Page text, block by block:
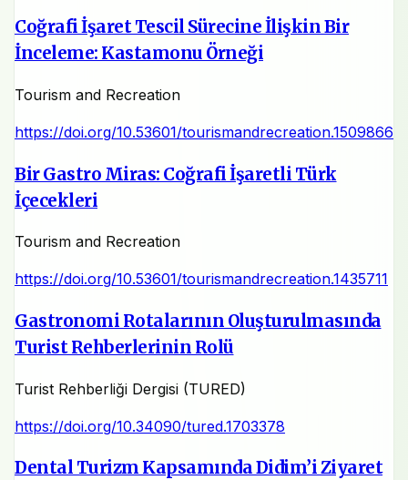
Coğrafi İşaret Tescil Sürecine İlişkin Bir
İnceleme: Kastamonu Örneği
Tourism and Recreation
https://doi.org/10.53601/tourismandrecreation.1509866
Bir Gastro Miras: Coğrafi İşaretli Türk
İçecekleri
Tourism and Recreation
https://doi.org/10.53601/tourismandrecreation.1435711
Gastronomi Rotalarının Oluşturulmasında
Turist Rehberlerinin Rolü
Turist Rehberliği Dergisi (TURED)
https://doi.org/10.34090/tured.1703378
Dental Turizm Kapsamında Didim’i Ziyaret